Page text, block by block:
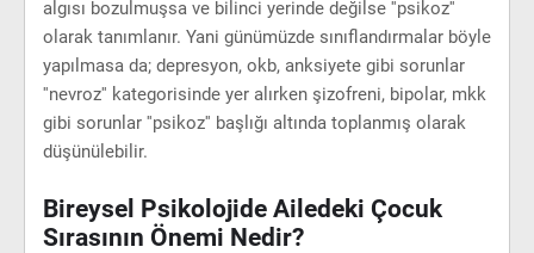
algısı bozulmuşsa ve bilinci yerinde değilse ''psikoz''
olarak tanımlanır. Yani günümüzde sınıflandırmalar böyle
yapılmasa da; depresyon, okb, anksiyete gibi sorunlar
''nevroz'' kategorisinde yer alırken şizofreni, bipolar, mkk
gibi sorunlar ''psikoz'' başlığı altında toplanmış olarak
düşünülebilir.
Bireysel Psikolojide Ailedeki Çocuk
Sırasının Önemi Nedir?